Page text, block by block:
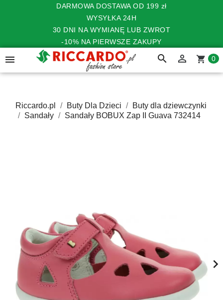
DARMOWA DOSTAWA OD 199 zł
WYSYŁKA 24H
30 DNI NA WYMIANĘ LUB ZWROT
-10% NA PIERWSZE ZAKUPY
 search  shopping_cart 0
Riccardo.pl Buty Dla Dzieci
Buty dla dziewczynki
Sandały
Sandały BOBUX Zap II Guava 732414
